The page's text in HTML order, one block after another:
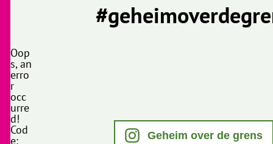
Oop
s, an
erro
r
occ
urre
d!
Cod
e: Geheim over de grens